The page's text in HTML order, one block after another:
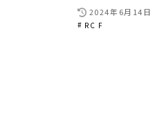
2024年6月14日
RC F